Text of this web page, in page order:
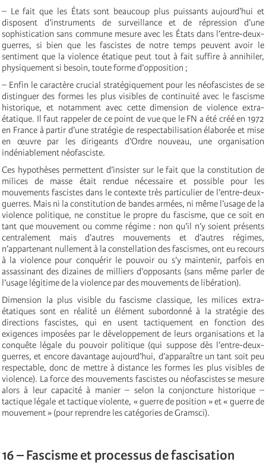
– Le fait que les États sont beaucoup plus puissants aujourd’hui et
disposent d’instruments de surveillance et de répression d’une
sophistication sans commune mesure avec les États dans l’entre-deux-
guerres, si bien que les fascistes de notre temps peuvent avoir le
sentiment que la violence étatique peut tout à fait suffire à annihiler,
physiquement si besoin, toute forme d’opposition ;
– Enfin le caractère crucial stratégiquement pour les néofascistes de se
distinguer des formes les plus visibles de continuité avec le fascisme
historique, et notamment avec cette dimension de violence extra-
étatique. Il faut rappeler de ce point de vue que le FN a été créé en 1972
en France à partir d’une stratégie de respectabilisation élaborée et mise
en œuvre par les dirigeants d’Ordre nouveau, une organisation
indéniablement néofasciste.
Ces hypothèses permettent d’insister sur le fait que la constitution de
milices de masse était rendue nécessaire et possible pour les
mouvements fascistes dans le contexte très particulier de l’entre-deux-
guerres. Mais ni la constitution de bandes armées, ni même l’usage de la
violence politique, ne constitue le propre du fascisme, que ce soit en
tant que mouvement ou comme régime : non qu’il n’y soient présents
centralement mais d’autres mouvements et d’autres régimes,
n’appartenant nullement à la constellation des fascismes, ont eu recours
à la violence pour conquérir le pouvoir ou s’y maintenir, parfois en
assassinant des dizaines de milliers d’opposants (sans même parler de
l’usage légitime de la violence par des mouvements de libération).
Dimension la plus visible du fascisme classique, les milices extra-
étatiques sont en réalité un élément subordonné à la stratégie des
directions fascistes, qui en usent tactiquement en fonction des
exigences imposées par le développement de leurs organisations et la
conquête légale du pouvoir politique (qui suppose dès l’entre-deux-
guerres, et encore davantage aujourd’hui, d’apparaître un tant soit peu
respectable, donc de mettre à distance les formes les plus visibles de
violence). La force des mouvements fascistes ou néofascistes se mesure
alors à leur capacité à manier – selon la conjoncture historique –
tactique légale et tactique violente, « guerre de position » et « guerre de
mouvement » (pour reprendre les catégories de Gramsci).
16 – Fascisme et processus de fascisation